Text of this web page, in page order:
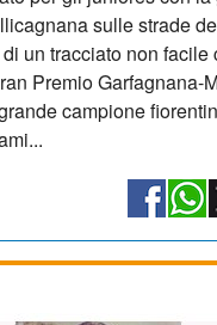
sulle strade
un tracciato non facile
Premio Garfagnana-
campione